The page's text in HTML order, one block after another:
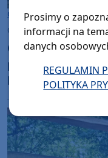
Gmina Brusy
czwartek, 6 sierpnia 2026,
Gmina Brusy
pastorówki w
kosztuje ponad 1
Prosimy o
informacji na
danych
REGULAMIN
POLITYKA